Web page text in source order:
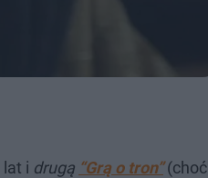
lat i drugą “Grą o tron”(choć